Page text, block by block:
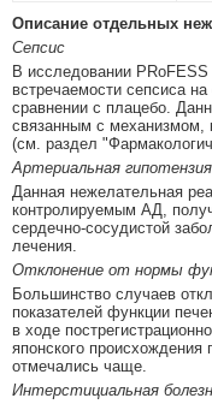
Описание отдельных
Сепсис
В исследовании
встречаемости сепсиса
сравнении с плацебо.
связанным с механизмом,
(см. раздел
Артериальная гипотензия
Данная нежелательная
контролируемым АД,
сердечно-сосудистой
лечения.
Отклонение от нормы
Большинство случаев
показателей функции
в ходе
японского
отмечались чаще.
Интерстициальная